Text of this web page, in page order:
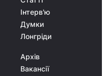
Інтерв'ю
Думки
Лонгріди
Архів
Вакансії